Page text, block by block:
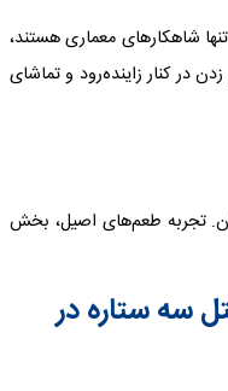
شاهکارهای معماری هستند،
در کنار زاینده‌رود و تماشای
تجربه طعم‌های اصیل، بخش
سه ستاره در